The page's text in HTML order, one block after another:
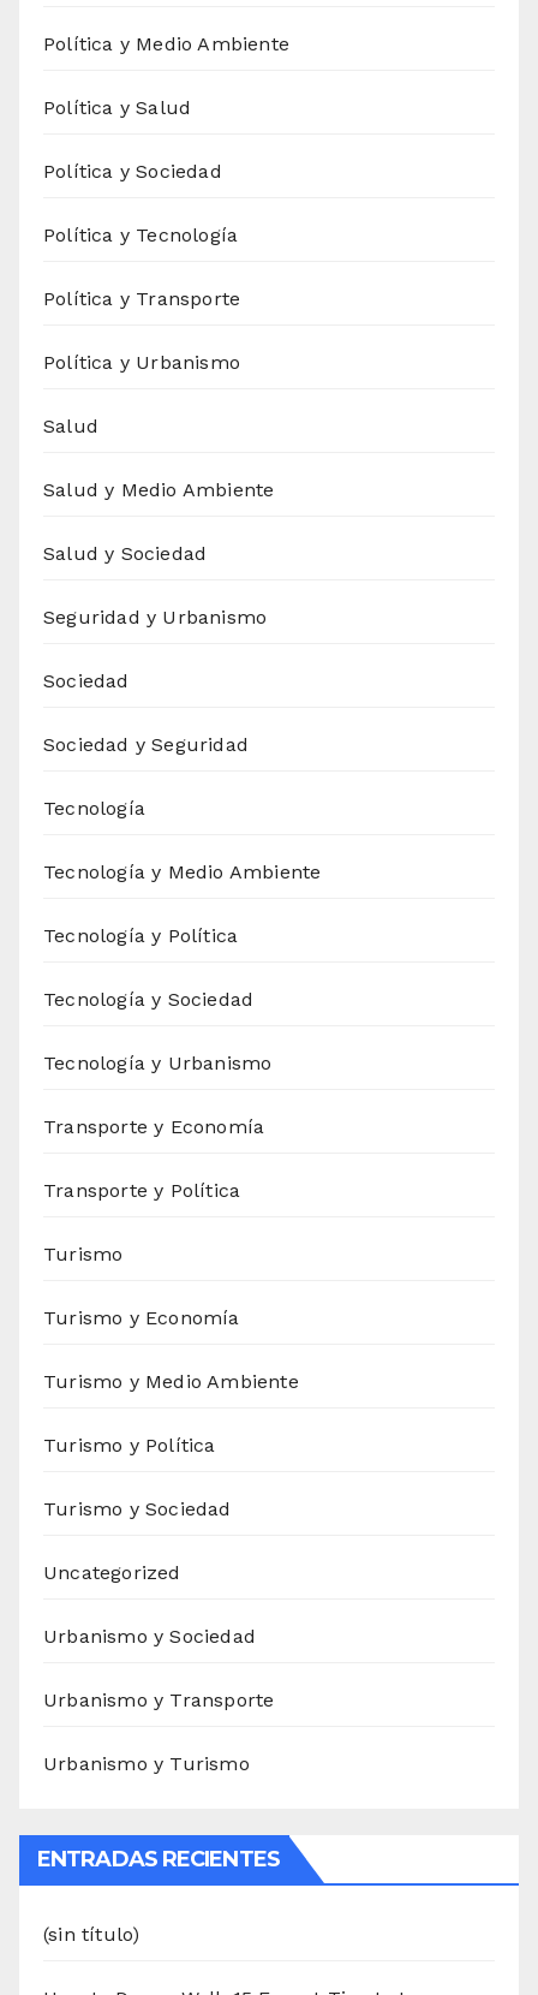
Política y Medio Ambiente
Política y Salud
Política y Sociedad
Política y Tecnología
Política y Transporte
Política y Urbanismo
Salud
Salud y Medio Ambiente
Salud y Sociedad
Seguridad y Urbanismo
Sociedad
Sociedad y Seguridad
Tecnología
Tecnología y Medio Ambiente
Tecnología y Política
Tecnología y Sociedad
Tecnología y Urbanismo
Transporte y Economía
Transporte y Política
Turismo
Turismo y Economía
Turismo y Medio Ambiente
Turismo y Política
Turismo y Sociedad
Uncategorized
Urbanismo y Sociedad
Urbanismo y Transporte
Urbanismo y Turismo
ENTRADAS RECIENTES
(sin título)